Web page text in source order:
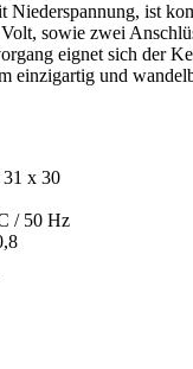
ist
sowie zwei
eignet sich der
einzigartig und
x 30
/ 50 Hz